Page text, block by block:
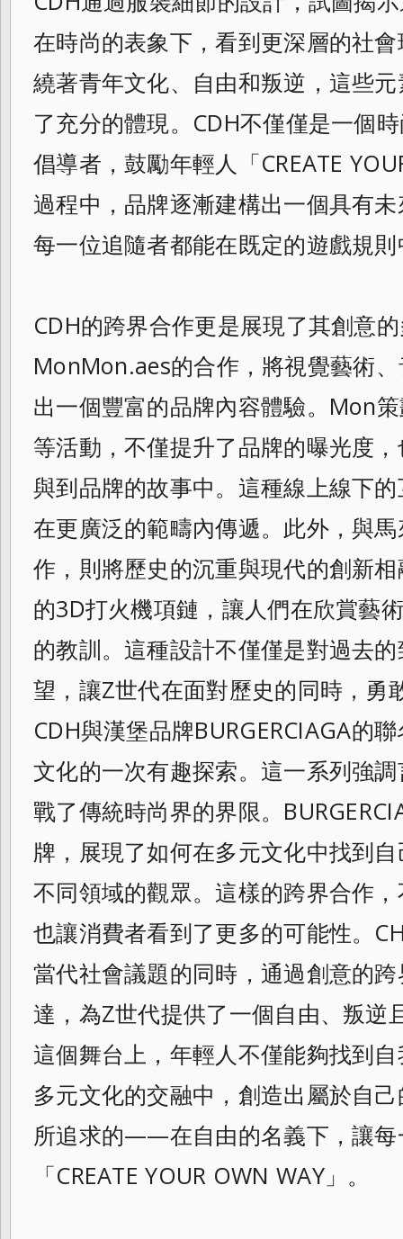
在時尚的表象下，看到更深層的社
繞著青年文化、 自由和叛逆，這些
了充分的體現。CDH不僅僅是一個
倡導者，鼓勵年輕人「CREATE
過程中，品牌逐漸建構出一個具有
每一位追隨者都能在既定的遊戲規
CDH的跨界合作更是展現了其創意
MonMon.aes的合作，將視覺藝術
出一個豐富的品牌內容體驗。Mon
等活動，不僅提升了品牌的曝光度
與到品牌的故事中。這種線上線下
在更廣泛的範疇內傳遞。此外，與
作，則將歷史的沉重與現代的創新
的3D打火機項鏈，讓人們在欣賞藝
的教訓。這種設計不僅僅是對過去
望， 讓Z世代在面對歷史的同時，勇
CDH與漢堡品牌BURGERCIAGA的
文化的一次有趣探索。這一系列強
戰了傳統時尚界的界限。
牌，展現了如何在多元文化中找到
不同領域的觀眾。這樣的跨界合作
也讓消費者看到了更多的可能性。
當代社會議題的同時，通過創意的
達，為Z世代提供了一個自由、叛逆
這個舞台上，年輕人不僅能夠找到
多元文化的交融中，創造出屬於自
所追求的——在自由的名義下，讓
「CREATE YOUR OWN WAY」。